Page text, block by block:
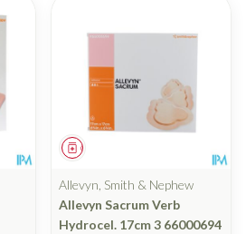
Geneesmiddel
Allevyn, Smith & Nephew
Allevyn Sacrum Verb
Hydrocel. 17cm 3 66000694